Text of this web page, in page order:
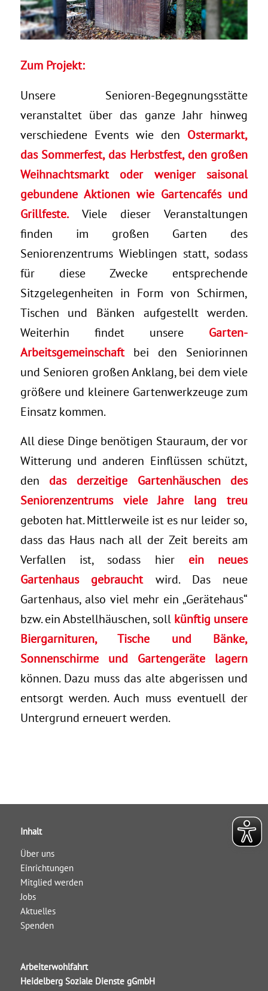
Zum Projekt:
Unsere Senioren-Begegnungsstätte
veranstaltet über das ganze Jahr hinweg
verschiedene Events wie den Ostermarkt,
das Sommerfest, das Herbstfest, den großen
Weihnachtsmarkt oder weniger saisonal
gebundene Aktionen wie Gartencafés und
Grillfeste.Viele dieser Veranstaltungen
finden im großen Garten des
Seniorenzentrums Wieblingen statt, sodass
für diese Zwecke entsprechende
Sitzgelegenheiten in Form von Schirmen,
Tischen und Bänken aufgestellt werden.
Weiterhin findet unsere Garten-
Arbeitsgemeinschaftbei den Seniorinnen
und Senioren großen Anklang, bei dem viele
größere und kleinere Gartenwerkzeuge zum
Einsatz kommen.
All diese Dinge benötigen Stauraum, der vor
Witterung und anderen Einflüssen schützt,
den das derzeitige Gartenhäuschen des
Seniorenzentrums viele Jahre lang treu
geboten hat. Mittlerweile ist es nur leider so,
dass das Haus nach all der Zeit bereits am
Verfallen ist, sodass hier ein neues
Gartenhaus gebrauchtwird. Das neue
Gartenhaus, also viel mehr ein „Gerätehaus“
bzw. ein Abstellhäuschen, soll künftig unsere
Biergarnituren, Tische und Bänke,
Sonnenschirme und Gartengeräte lagern
können. Dazu muss das alte abgerissen und
entsorgt werden. Auch muss eventuell der
Untergrund erneuert werden.
Inhalt
Über uns
Einrichtungen
Mitglied werden
Jobs
Aktuelles
Spenden
Arbeiterwohlfahrt
Heidelberg Soziale Dienste gGmbH